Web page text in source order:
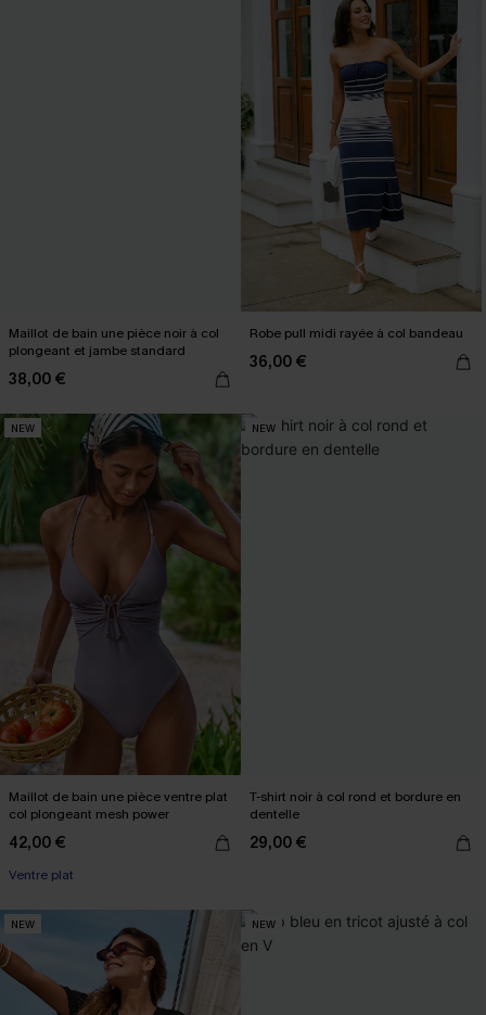
Maillot de bain une pièce noir à col
plongeant et jambe standard
38,00 €
Robe pull midi rayée à col bandeau
36,00 €
NEW
Maillot de bain une pièce ventre plat
col plongeant mesh power
42,00 €
Ventre plat
NEW
T-shirt noir à col rond et bordure en
dentelle
29,00 €
NEW NEW